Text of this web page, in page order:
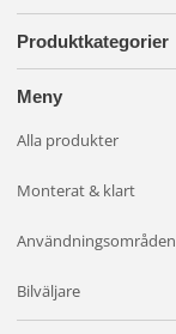
Produktkategorier
Meny
Alla produkter
Monterat & klart
Användningsområden
Bilväljare